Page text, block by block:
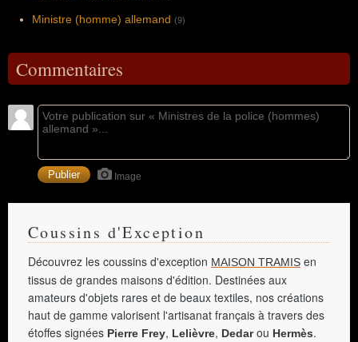
Ministre (homme) allemand (9)
Commentaires
Image
Coussins d'Exception
Découvrez les coussins d'exception MAISON TRAMIS en
tissus de grandes maisons d'édition. Destinées aux
amateurs d'objets rares et de beaux textiles, nos créations
haut de gamme valorisent l'artisanat français à travers des
étoffes signées Pierre Frey, Lelièvre, Dedarou Hermès.